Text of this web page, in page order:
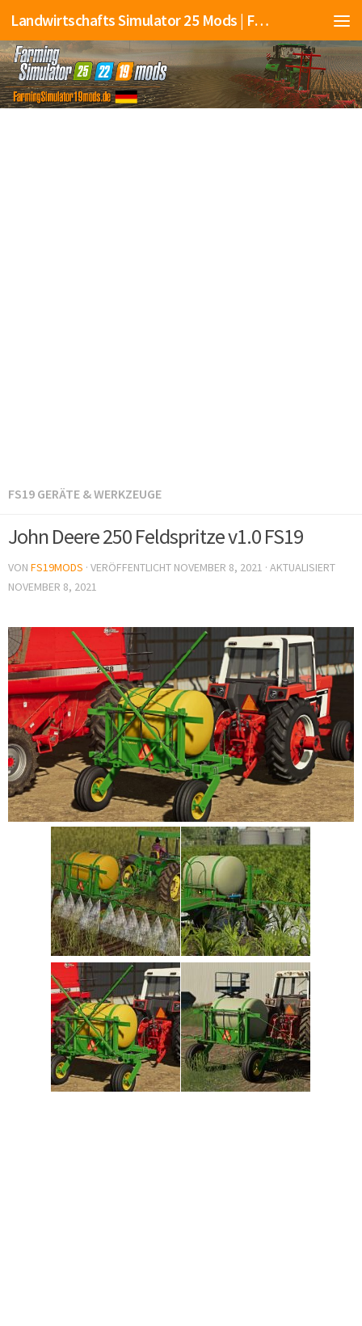
Landwirtschafts Simulator 25 Mods | Farming Simulator 25 Mods | FS25 Mods
FS19 GERÄTE & WERKZEUGE
John Deere 250 Feldspritze v1.0 FS19
VON FS19MODS · VERÖFFENTLICHT NOVEMBER 8, 2021 · AKTUALISIERT
NOVEMBER 8, 2021